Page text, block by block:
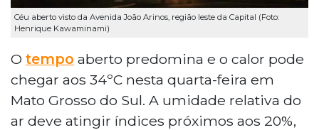
Céu aberto visto da Avenida João Arinos, região leste da Capital (Foto:
Henrique Kawaminami)
O tempo aberto predomina e o calor pode
chegar aos 34ºC nesta quarta-feira em
Mato Grosso do Sul. A umidade relativa do
ar deve atingir índices próximos aos 20%,